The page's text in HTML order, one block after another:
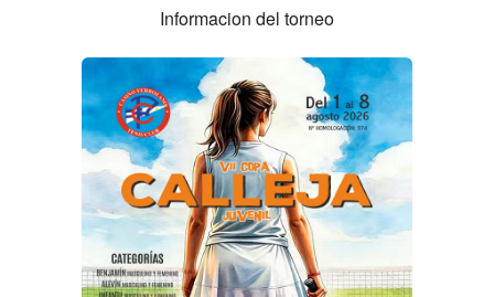
Informacion del torneo